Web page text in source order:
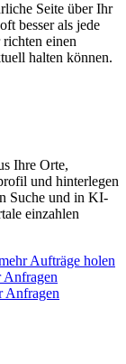
Seite über Ihr
besser als jede
einen
halten können.
Ihre Orte,
und hinterlegen
Suche und in KI-
einzahlen
Aufträge holen
Anfragen
Anfragen